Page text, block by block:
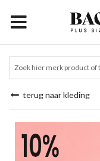
terug naar kleding